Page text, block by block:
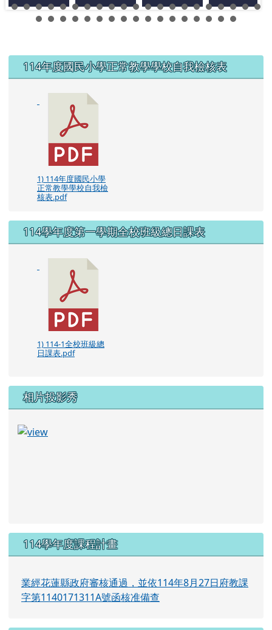
左邊區域內容
114年度國民小學正常教學學校自我檢核表
1) 114年度國民小學
正常教學學校自我檢
核表.pdf
114學年度第一學期全校班級總日課表
1) 114-1全校班級總
日課表.pdf
相片投影秀
114學年度課程計畫
業經花蓮縣政府審核通過，並依114年8月27日府教課
字第1140171311A號函核准備查